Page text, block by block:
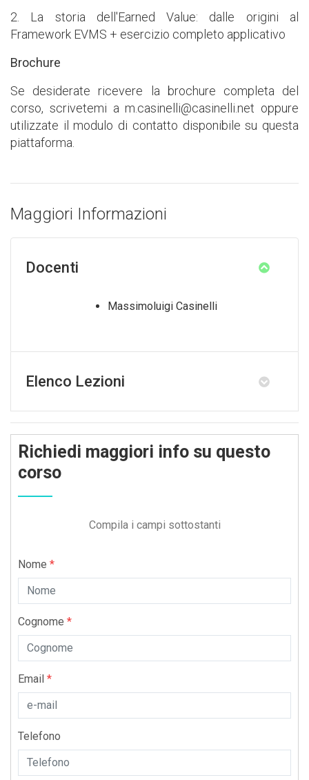
2. La storia dell'Earned Value: dalle origini al
Framework EVMS + esercizio completo applicativo
Brochure
Se desiderate ricevere la brochure completa del
corso, scrivetemi a m.casinelli@casinelli.net oppure
utilizzate il modulo di contatto disponibile su questa
piattaforma.
Maggiori Informazioni
Docenti
Massimoluigi Casinelli
Elenco Lezioni
Richiedi maggiori info su questo
corso
Compila i campi sottostanti
Nome *
Cognome *
Email *
Telefono